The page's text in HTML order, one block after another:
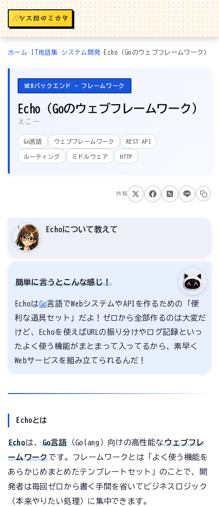
//
ホーム › IT用語集› システム開発› Echo（Goのウェブフレームワーク）
WEBバックエンド - フレームワーク
Echo（Goのウェブフレームワーク）
えこー
Go言語 ウェブフレームワーク REST API
ルーティング ミドルウェア HTTP
共有
Echoについて教えて
簡単に言うとこんな感じ！
EchoはGo言語でWebシステムやAPIを作るための「便
利な道具セット」だよ！ゼロから全部作るのは大変だ
けど、Echoを使えばURLの振り分けやログ記録といっ
たよく使う機能がまとまって入ってるから、素早く
Webサービスを組み立てられるんだ！
Echoとは
Echoは、Go言語（Golang）向けの高性能なウェブフレ
ームワークです。フレームワークとは「よく使う機能を
あらかじめまとめたテンプレートセット」のことで、開
発者は毎回ゼロから書く手間を省いてビジネスロジック
（本来やりたい処理）に集中できます。